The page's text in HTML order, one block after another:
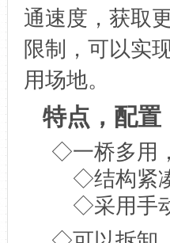
通速度，获取
限制，可以实
用场地。
特点，配置
◇一桥多用
◇结构紧凑
◇采用手动